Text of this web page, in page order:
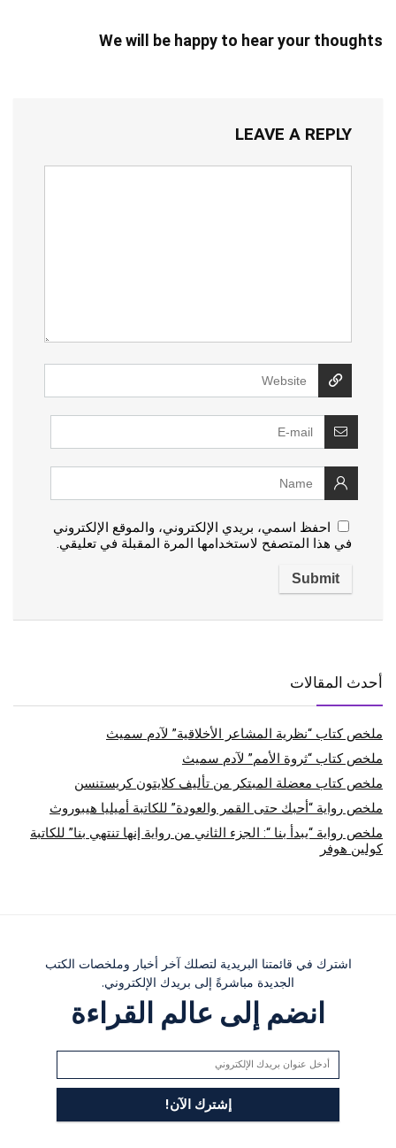
We will be happy to hear your thoughts
LEAVE A REPLY
احفظ اسمي، بريدي الإلكتروني، والموقع الإلكتروني
في هذا المتصفح لاستخدامها المرة المقبلة في تعليقي.
أحدث المقالات
ملخص كتاب “نظرية المشاعر الأخلاقية” لآدم سميث
ملخص كتاب “ثروة الأمم” لآدم سميث
ملخص كتاب معضلة المبتكر من تأليف كلايتون كريستنسن
ملخص رواية “أحبك حتى القمر والعودة” للكاتبة أميليا هيبوروث
ملخص رواية “يبدأ بنا “: الجزء الثاني من رواية إنها تنتهي بنا” للكاتبة
كولين هوفر
اشترك في قائمتنا البريدية لتصلك آخر أخبار وملخصات الكتب
الجديدة مباشرةً إلى بريدك الإلكتروني.
انضم إلى عالم القراءة